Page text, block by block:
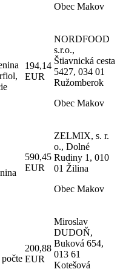
Obec Makov
194,14
EUR
NORDFOOD
s.r.o.,
Štiavnická cesta
5427, 034 01
Ružomberok
Obec Makov
590,45
EUR
ZELMIX, s. r.
o., Dolné
Rudiny 1, 010
01 Žilina
Obec Makov
200,88
EUR
Miroslav
DUDOŇ,
Buková 654,
013 61
Kotešová